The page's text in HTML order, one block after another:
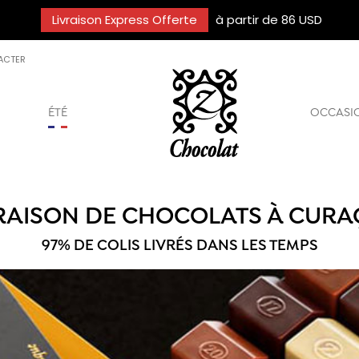
Livraison Express Offerte à partir de 86 USD
ÉTÉ
DE CHOCOLATS À
97% DE COLIS LIVRÉS DANS LES TEMPS